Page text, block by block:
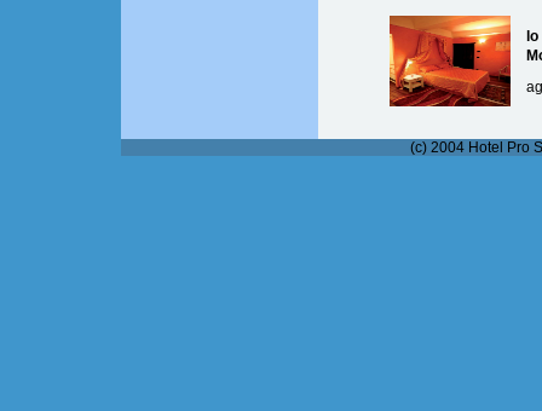
(c) 2004 Hotel Pro